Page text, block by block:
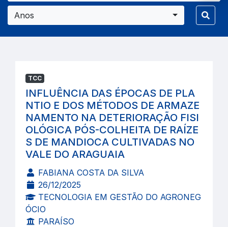
Anos
TCC
INFLUÊNCIA DAS ÉPOCAS DE PLA
NTIO E DOS MÉTODOS DE ARMAZE
NAMENTO NA DETERIORAÇÃO FISI
OLÓGICA PÓS-COLHEITA DE RAÍZE
S DE MANDIOCA CULTIVADAS NO
VALE DO ARAGUAIA
FABIANA COSTA DA SILVA
26/12/2025
TECNOLOGIA EM GESTÃO DO AGRONEG
ÓCIO
PARAÍSO